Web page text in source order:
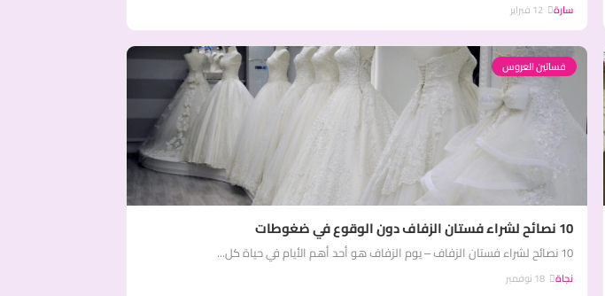
سارة
فساتين العروس
10 نصائح لشراء فستان الزفاف دون الوقوع في ضغوطات
10 نصائح لشراء فستان الزفاف – يوم الزفاف هو أحد أهم الأيام في حياة كل...
نجاة